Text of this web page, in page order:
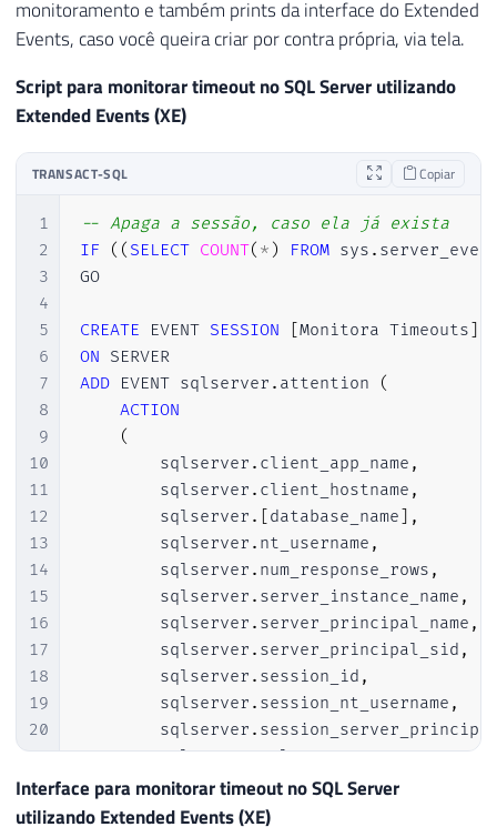
monitoramento e também prints da interface do Extended
Events, caso você queira criar por contra própria, via tela.
Script para monitorar timeout no SQL Server utilizando
Extended Events (XE)
TRANSACT-SQL Copiar
1
2
3
4
5
6
7
8
9
10
11
12
13
14
15
16
17
18
19
20
21
22
23
-- Apaga a sessão, caso ela já exista
IF
( ( SELECT COUNT( * ) FROM sys .
GO
CREATE EVENT SESSION Monitora Timeouts
ON
SERVER
ADD EVENT sqlserver . attention
(
ACTION
(
        sqlserver
. client_app_name ,
        sqlserver
. client_hostname ,
        sqlserver
. database_name
,
        sqlserver
. nt_username ,
        sqlserver
. num_response_rows ,
        sqlserver
. server_instance_name ,
        sqlserver
. server_principal_name ,
        sqlserver
. server_principal_sid ,
        sqlserver
. session_id ,
        sqlserver
. session_nt_username ,
        sqlserver
.
        sqlserver
.sql_text,
        sqlserver
.username
)
Interface para monitorar timeout no SQL Server
utilizando Extended Events (XE)